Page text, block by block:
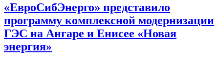
«ЕвроСибЭнерго» представило
программу комплексной модернизации
ГЭС на Ангаре и Енисее «Новая
энергия»